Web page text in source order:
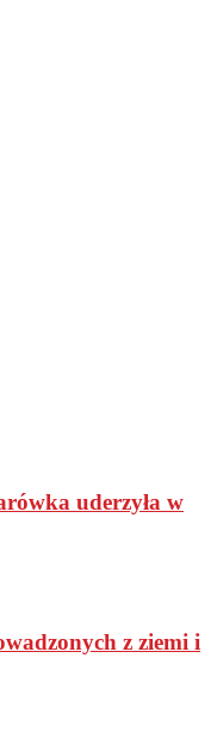
uderzyła w
z ziemi i